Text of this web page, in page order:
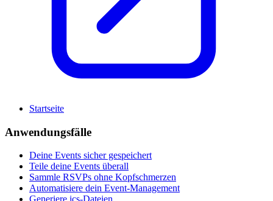
Startseite
Anwendungsfälle
Deine Events sicher gespeichert
Teile deine Events überall
Sammle RSVPs ohne Kopfschmerzen
Automatisiere dein Event-Management